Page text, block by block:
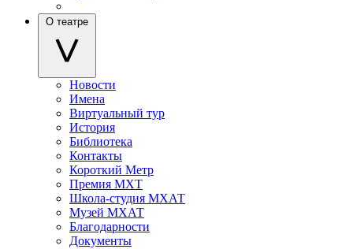
О театре
Новости
Имена
Виртуальный тур
История
Библиотека
Контакты
Короткий Метр
Премия МХТ
Школа-студия МХАТ
Музей МХАТ
Благодарности
Документы